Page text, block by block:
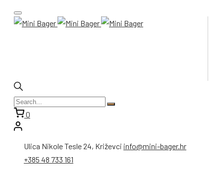
0
Ulica Nikole Tesle 24, Križevci info@mini-bager.hr
+385 48 733 161